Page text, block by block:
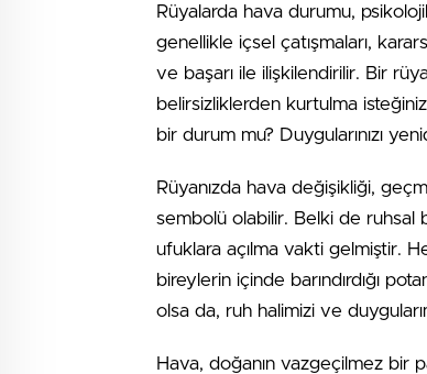
Rüyalarda hava durumu,
genellikle içsel çatışmaları,
ve başarı ile ilişkilendirilir. Bir
belirsizliklerden kurtulma
bir durum mu? Duygularınızı
Rüyanızda hava değişikliği,
sembolü olabilir. Belki de ruhsal
ufuklara açılma vakti gelmiştir.
bireylerin içinde barındırdığı
olsa da, ruh halimizi ve
Hava, doğanın vazgeçilmez bir